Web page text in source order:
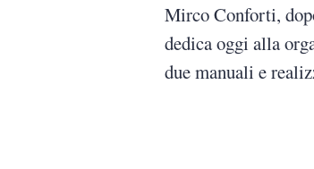
Mirco Conforti,
dedica oggi alla
due manuali e